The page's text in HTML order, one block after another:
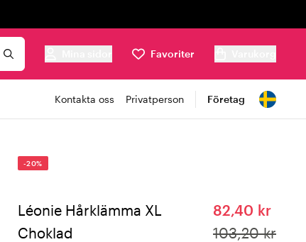
Favoriter
Kontakta oss Privatperson Företag
-20%
Léonie Hårklämma XL
Choklad
82,40 kr
103,20 kr